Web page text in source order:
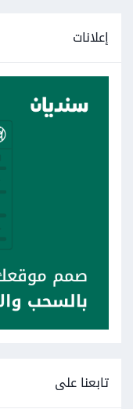
إعلانات
تابعنا على